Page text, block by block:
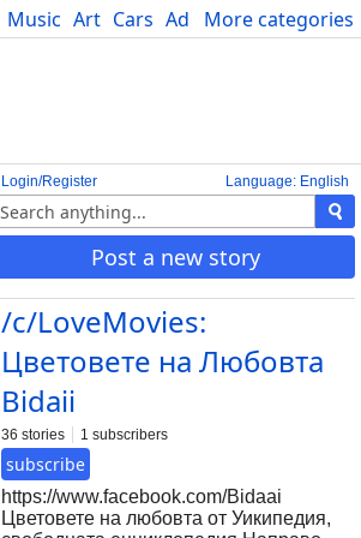
More categories
Music Art Cars Advice Science
Language: English
Login/Register
Post a new story
/c/LoveMovies:
Цветовете на Любовта
Bidaii
36 stories 1 subscribers
subscribe
https://www.facebook.com/Bidaai
Цветовете на любовта от Уикипедия,